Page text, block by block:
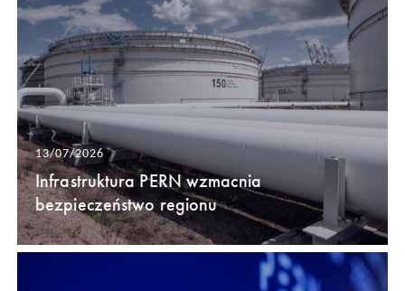
13/07/2026
Infrastruktura PERN wzmacnia
bezpieczeństwo regionu